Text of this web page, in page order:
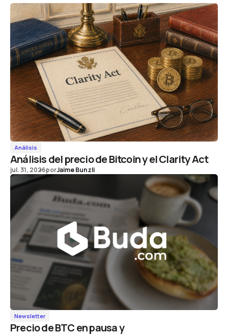
Análisis
Análisis del precio de Bitcoin y el Clarity Act
jul. 31, 2026porJaime Bunzli
Newsletter
Precio de BTC en pausa y